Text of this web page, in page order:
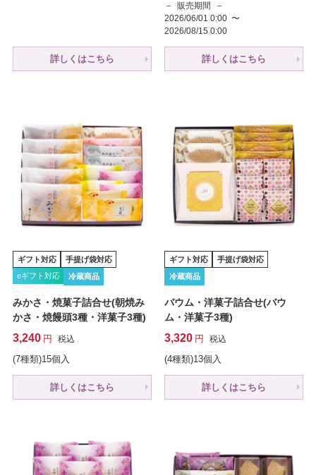
詳しくはこちら
販売期間
2026/06/01 0:00 〜
2026/08/15 0:00
詳しくはこちら
ギフト対応
手提げ袋対応
eギフト対応
冷蔵商品
みかさ・焼菓子詰合せ(朝焼み
かさ・焼饅頭3種・洋菓子3種)
3,240 税込
(7種類)15個入
詳しくはこちら
ギフト対応 手提げ袋対応
冷蔵商品
バウム・洋菓子詰合せ(バウ
ム・洋菓子3種)
3,320 税込
(4種類)13個入
詳しくはこちら